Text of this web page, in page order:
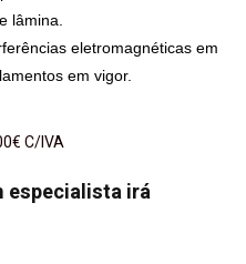
lâmina.
eletromagnéticas em
em vigor.
C/IVA
especialista irá